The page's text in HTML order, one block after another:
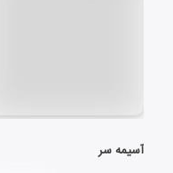
آسیمه سر